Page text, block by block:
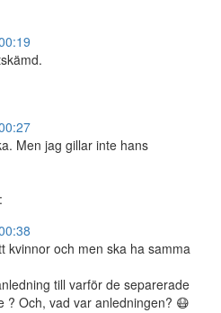
Men jag gillar inte hans
kvinnor och men ska ha samma
till varför de separerade
? Och, vad var anledningen? 😷